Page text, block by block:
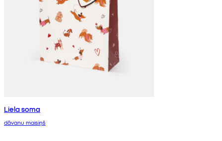
Liela soma
dāvanu maisiņš